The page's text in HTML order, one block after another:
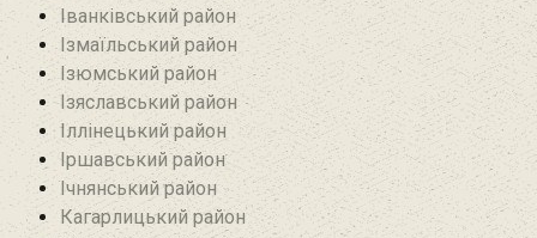
Іванківський район
Ізмаїльський район
Ізюмський район
Ізяславський район
Іллінецький район
Іршавський район
Ічнянський район
Кагарлицький район